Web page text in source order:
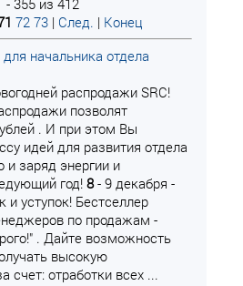
- 355 из 412
72 73 | След. | Конец
начальника отдела
распродажи SRC!
позволят
. И при этом Вы
идей для развития отдела
и заряд энергии и
год! 8- 9 декабря -
уступок! Бестселлер
по продажам -
. Дайте возможность
высокую
счет: отработки всех ...